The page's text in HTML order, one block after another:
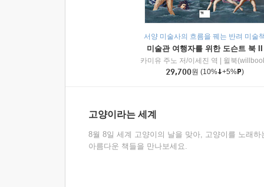
서양 미술사의 흐름을 꿰는 반려 미술
미술관 여행자를 위한 도슨트 북 II
카미유 주노 저/이세진 역
윌북
29,700원 (10% +5% )
고양이라는 세계
8월 8일 세계 고양이의 날을 맞아, 고양이를 노래하
아름다운 책들을 만나보세요.